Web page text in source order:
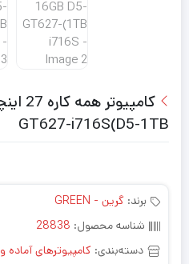
D5-1TB)GT627-i716S
برند: گرین - GREEN
شناسه محصول: 28838
دسته‌بندی: کامپیوترهای آماده و All In One